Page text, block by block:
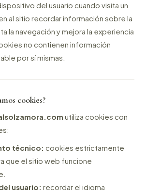
del usuario cuando visita un
al sitio recordar información sobre la
la navegación y mejora la experiencia
no contienen información
por sí mismas.
cookies?
utiliza cookies con
técnico: cookies estrictamente
que el sitio web funcione
usuario: recordar el idioma